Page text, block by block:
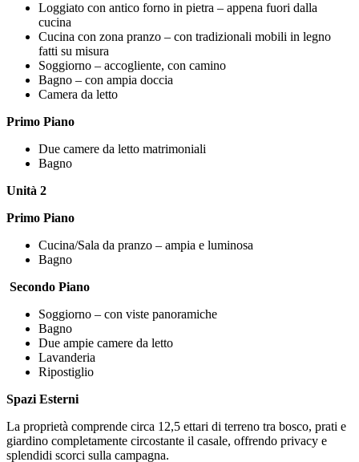
Loggiato con antico forno in pietra – appena fuori dalla
cucina
Cucina con zona pranzo – con tradizionali mobili in legno
fatti su misura
Soggiorno – accogliente, con camino
Bagno – con ampia doccia
Camera da letto
Primo Piano
Due camere da letto matrimoniali
Bagno
Unità 2
Primo Piano
Cucina/Sala da pranzo – ampia e luminosa
Bagno
Secondo Piano
Soggiorno – con viste panoramiche
Bagno
Due ampie camere da letto
Lavanderia
Ripostiglio
Spazi Esterni
La proprietà comprende circa 12,5 ettari di terreno tra bosco, prati e
giardino completamente circostante il casale, offrendo privacy e
splendidi scorci sulla campagna.